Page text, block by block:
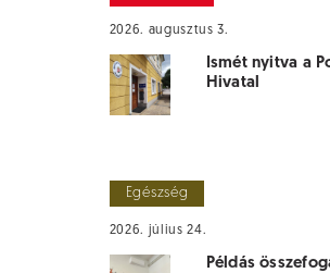
2026. augusztus 3.
Ismét nyitva a
Hivatal
Egészség
2026. július 24.
Példás